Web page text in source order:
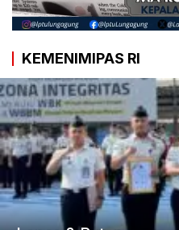
KEMENIMIPAS RI